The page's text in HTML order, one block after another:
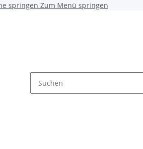
springen Zum Menü springen